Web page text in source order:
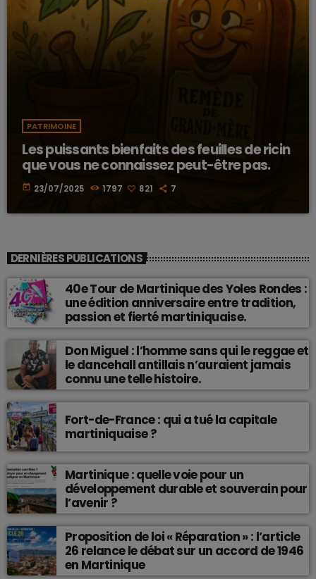
PATRIMOINE
Les puissants bienfaits des feuilles de ricin
que vous ne connaissez peut-être pas.
today 23/07/2025 1797 821 7
DERNIÈRES PUBLICATIONS
40e Tour de Martinique des Yoles Rondes :
une édition anniversaire entre tradition,
passion et fierté martiniquaise.
Don Miguel : l’homme sans qui le reggae et
le dancehall antillais n’auraient jamais
connu une telle histoire.
Fort-de-France : qui a tué la capitale
martiniquaise ?
Martinique : quelle voie pour un
développement durable et souverain pour
l’avenir ?
Proposition de loi « Réparation » : l’article
26 relance le débat sur un accord de 1946
en Martinique